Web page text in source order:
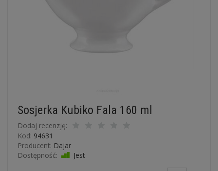
Sosjerka Kubiko Fala 160 ml
Dodaj recenzję:
Kod: 94631
Producent: Dajar
Dostępność:
Jest